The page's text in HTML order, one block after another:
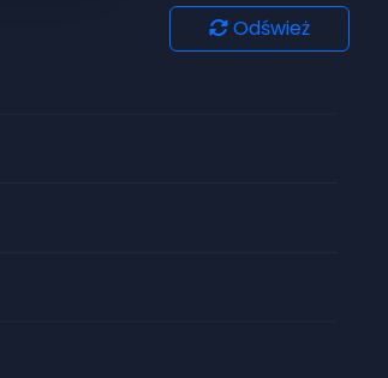
Odśwież